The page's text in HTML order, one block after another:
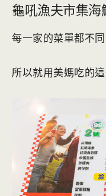
龜吼漁夫市集海
每一家的菜單都不
所以就用美媽吃的